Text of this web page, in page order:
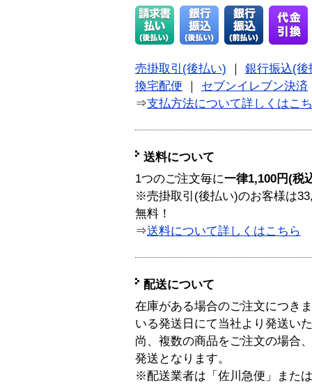
売掛取引(後払い)
銀行振込(後
換宅配便
セブンイレブン決済
⇒支払方法について詳しくはこ
送料について
1つのご注文毎に一律1,100円(税
※売掛取引(後払い)のお客様は
無料！
⇒送料について詳しくはこちら
配送について
在庫がある場合のご注文につき
いる発送日にて当社より発送い
尚、複数の商品をご注文の場合
発送となります。
※配送業者は「佐川急便」また